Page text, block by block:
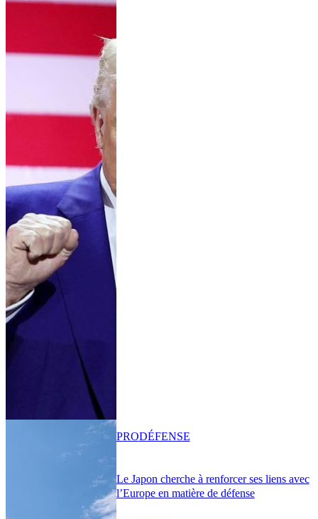
Le Japon cherche à renforcer ses liens avec
l’Europe en matière de défense
PRODÉFENSE